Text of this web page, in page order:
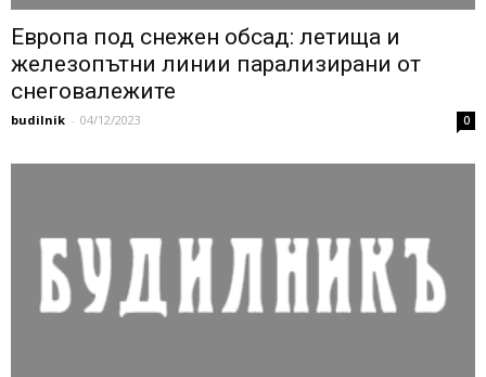
Европа под снежен обсад: летища и
железопътни линии парализирани от
снеговалежите
budilnik - 04/12/2023 0